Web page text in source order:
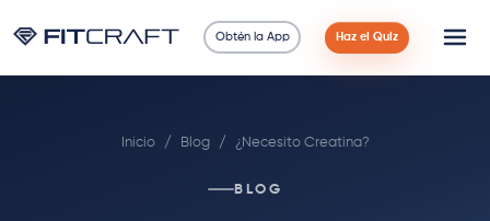
Obtén la App Haz el Quiz
Inicio / Blog / ¿Necesito Creatina?
BLOG